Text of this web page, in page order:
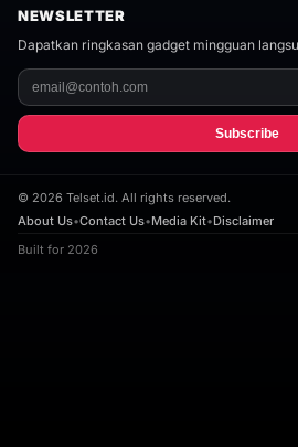
NEWSLETTER
Dapatkan ringkasan gadget mingguan
Subscribe
© 2026 Telset.id. All rights reserved.
About Us•Contact Us•Media Kit•Disclaimer
Built for 2026